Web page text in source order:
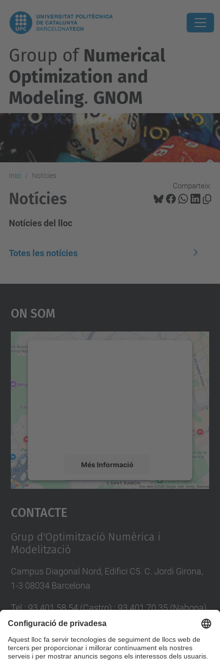
Group of Numerical
Optimization and
Modeling. GNOM
Inici Notícies
Comparteix:
Notícies
Notícies del lloc
Totes les notícies
On Som
Més Informació
Accepta
powered by
Contacte
Grup d'Optimització Numèrica i
Modelització
Campus Diagonal Nord, Edifici C5. C. Jordi Girona,
1-3 08034 Barcelona
Tel.:93 401 58 54 (Castro) ; 93 401 70 35 (Nabona)
E-mail
jordi.castro@upc.edu ;
narcis.nabona@upc.edu